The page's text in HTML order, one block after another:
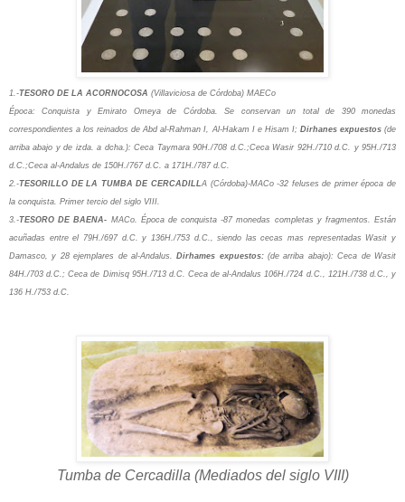
1.-TESORO DE LA ACORNOCOSA (Villaviciosa de Córdoba) MAECo
Época: Conquista y Emirato Omeya de Córdoba.Se conservan un total de 390 monedas
correspondientes a los reinados de Abd al-Rahman I, Al-Hakam I e Hisam I; Dirhanes expuestos(de
arriba abajo y de izda. a dcha.):Ceca Taymara 90H./708 d.C.;Ceca Wasir 92H./710 d.C. y 95H./713
d.C.;Ceca al-Andalus de 150H./767 d.C. a 171H./787 d.C.
2.-TESORILLO DE LA TUMBA DE CERCADILL A (Córdoba)-MACo -32 feluses de primer época de
la conquista. Primer tercio del siglo VIII.
3.-TESORO DE BAENA- MACo. Época de conquista -87 monedas completas y fragmentos. Están
acuñadas entre el 79H./697 d.C. y 136H./753 d.C., siendo las cecas mas representadas Wasit y
Damasco, y 28 ejemplares de al-Andalus.Dirhames expuestos:(de arriba abajo):Ceca de Wasit
84H./703 d.C.;Ceca de Dimisq 95H./713 d.C.Ceca de al-Andalus 106H./724 d.C., 121H./738 d.C., y
136 H./753 d.C.
Tumba de Cercadilla (Mediados del siglo VIII)